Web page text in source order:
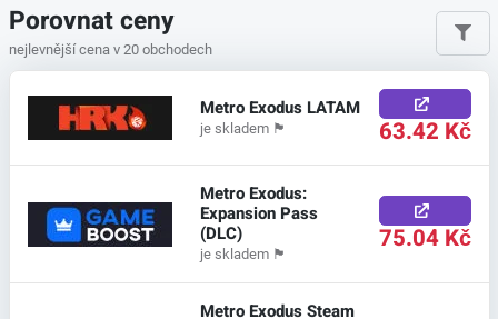
Porovnat ceny
nejlevnější cena v 20 obchodech
Metro Exodus LATAM
je skladem 🏴 63.42 Kč
Metro Exodus:
Expansion Pass
(DLC)
je skladem 🏴 75.04 Kč
Metro Exodus Steam